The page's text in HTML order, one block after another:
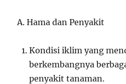
A. Hama dan Penyakit
Kondisi iklim yang
berkembangnya
penyakit tanaman.